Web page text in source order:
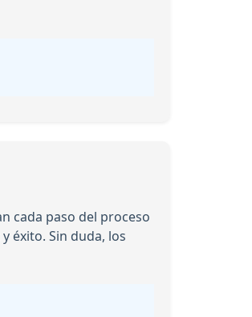
cada paso del proceso
éxito. Sin duda, los